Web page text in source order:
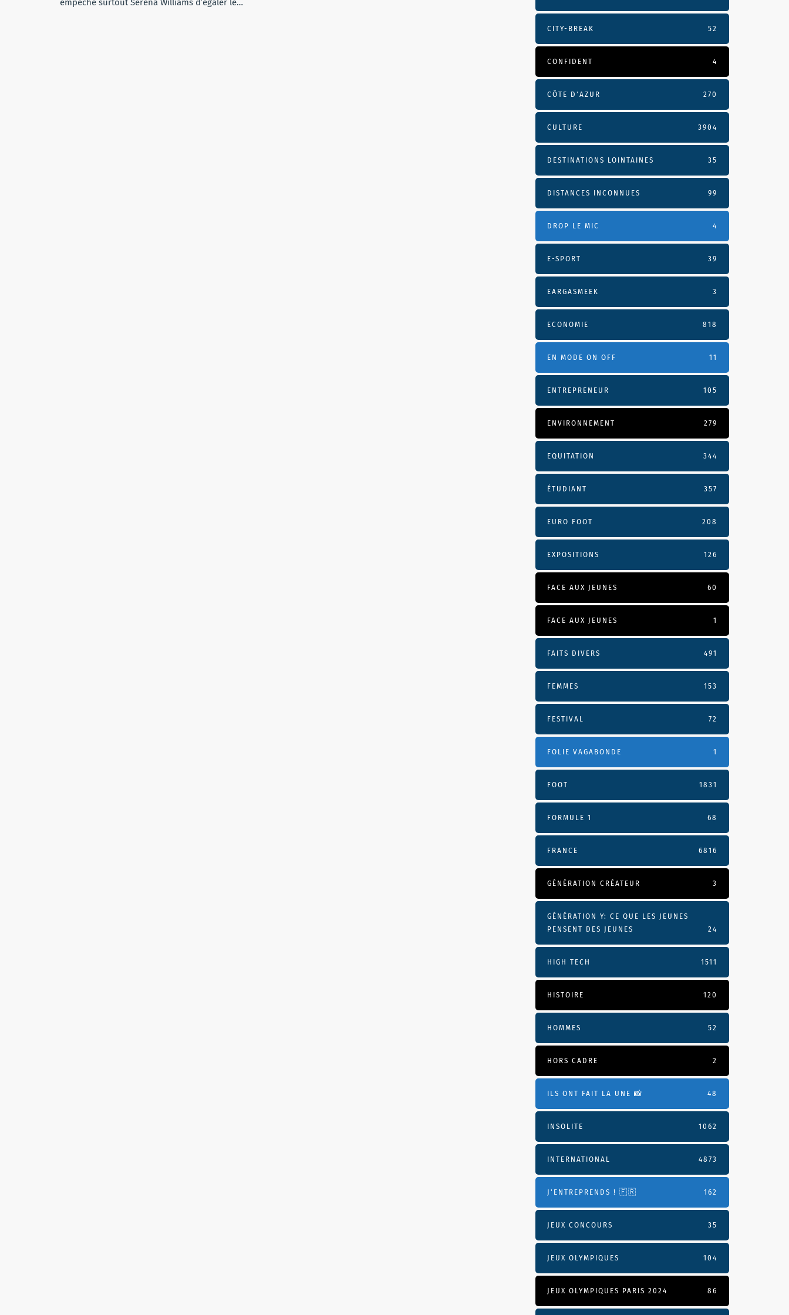
empêche surtout Serena Williams d’égaler le…
CITY-BREAK 52
CONFIDENT 4
CÔTE D’AZUR 270
CULTURE 3904
DESTINATIONS LOINTAINES 35
DISTANCES INCONNUES 99
DROP LE MIC 4
E-SPORT 39
EARGASMEEK 3
ECONOMIE 818
EN MODE ON OFF 11
ENTREPRENEUR 105
ENVIRONNEMENT 279
EQUITATION 344
ÉTUDIANT 357
EURO FOOT 208
EXPOSITIONS 126
FACE AUX JEUNES 60
FACE AUX JEUNES 1
FAITS DIVERS 491
FEMMES 153
FESTIVAL 72
FOLIE VAGABONDE 1
FOOT 1831
FORMULE 1 68
FRANCE 6816
GÉNÉRATION CRÉATEUR 3
GÉNÉRATION Y: CE QUE LES JEUNES
PENSENT DES JEUNES
24
HIGH TECH 1511
HISTOIRE 120
HOMMES 52
HORS CADRE 2
ILS ONT FAIT LA UNE 📸 48
INSOLITE 1062
INTERNATIONAL 4873
J'ENTREPRENDS ! 🇫🇷 162
JEUX CONCOURS 35
JEUX OLYMPIQUES 104
JEUX OLYMPIQUES PARIS 2024 86